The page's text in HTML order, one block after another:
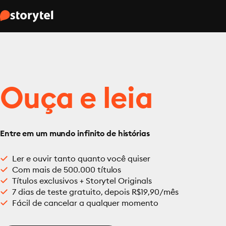
Ouça e leia
Entre em um mundo infinito de histórias
Ler e ouvir tanto quanto você quiser
Com mais de 500.000 títulos
Títulos exclusivos + Storytel Originals
7 dias de teste gratuito, depois R$19,90/mês
Fácil de cancelar a qualquer momento